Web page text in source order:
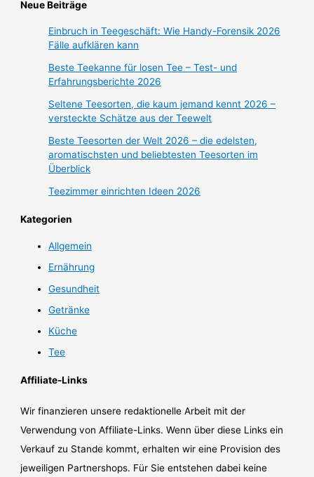
Neue Beiträge
Einbruch in Teegeschäft: Wie Handy-Forensik 2026
Fälle aufklären kann
Beste Teekanne für losen Tee – Test- und
Erfahrungsberichte 2026
Seltene Teesorten, die kaum jemand kennt 2026 –
versteckte Schätze aus der Teewelt
Beste Teesorten der Welt 2026 – die edelsten,
aromatischsten und beliebtesten Teesorten im
Überblick
Teezimmer einrichten Ideen 2026
Kategorien
Allgemein
Ernährung
Gesundheit
Getränke
Küche
Tee
Affiliate-Links
Wir finanzieren unsere redaktionelle Arbeit mit der
Verwendung von Affiliate-Links. Wenn über diese Links ein
Verkauf zu Stande kommt, erhalten wir eine Provision des
jeweiligen Partnershops. Für Sie entstehen dabei keine